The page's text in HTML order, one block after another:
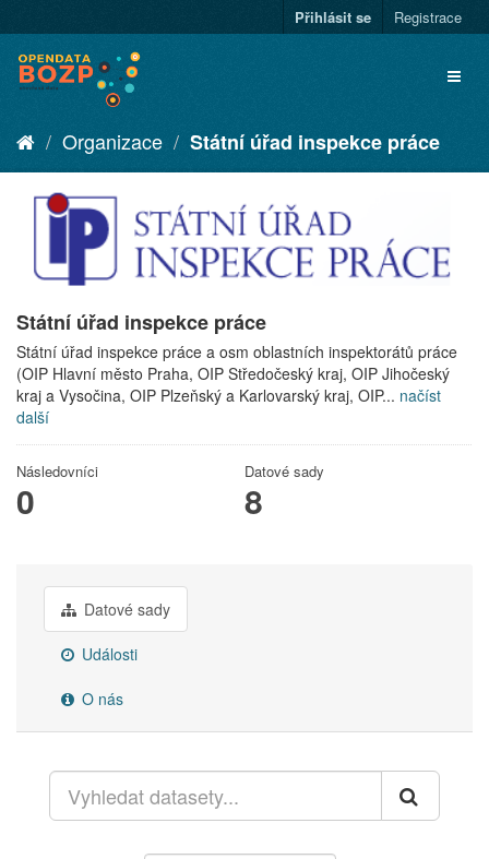
Přihlásit se Registrace
Organizace Státní úřad inspekce práce
Státní úřad inspekce práce
Státní úřad inspekce práce a osm oblastních inspektorátů práce
(OIP Hlavní město Praha, OIP Středočeský kraj, OIP Jihočeský
kraj a Vysočina, OIP Plzeňský a Karlovarský kraj, OIP... načíst
další
Následovníci
0
Datové sady
8
Datové sady
Události
O nás